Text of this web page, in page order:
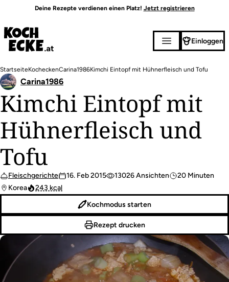
Inhalt
Deine Rezepte verdienen einen Platz! Jetzt registrieren
Einloggen
Pfadnavigation
StartseiteKocheckenCarina1986Kimchi Eintopf mit Hühnerfleisch und Tofu
Kimchi Eintopf mit
Hühnerfleisch und
Tofu
Fleischgerichte 16. Feb 2015 13026 Ansichten
20 Minuten
Korea
243 kcal
Carina1986
Kochmodus starten
Rezept drucken